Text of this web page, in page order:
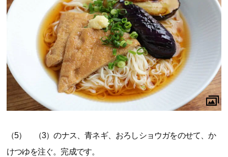
（5） （3）のナス、青ネギ、おろしショウガをのせて、か
けつゆを注ぐ。完成です。